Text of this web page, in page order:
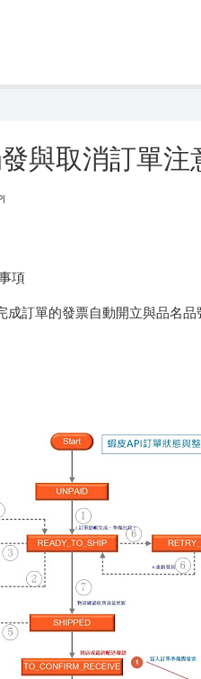
與取消訂單注
項
成訂單的發票自動開立與品名